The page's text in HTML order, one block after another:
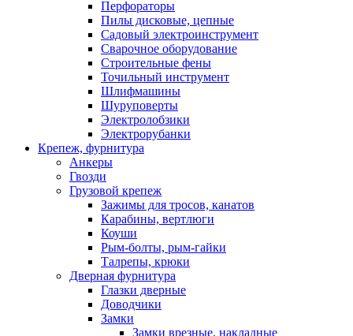
Перфораторы
Пилы дисковые, цепные
Садовый электроинструмент
Сварочное оборудование
Строительные фены
Точильный инструмент
Шлифмашины
Шуруповерты
Электролобзики
Электрорубанки
Крепеж, фурнитура
Анкеры
Гвозди
Грузовой крепеж
Зажимы для тросов, канатов
Карабины, вертлюги
Коуши
Рым-болты, рым-гайки
Талрепы, крюки
Дверная фурнитура
Глазки дверные
Доводчики
Замки
Замки врезные, накладные